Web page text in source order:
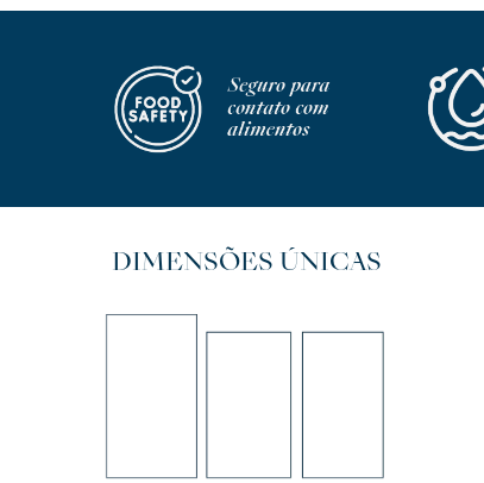
DIMENSÕES ÚNICAS